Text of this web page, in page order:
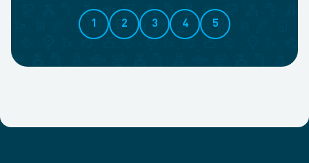
1 2 3 4 5